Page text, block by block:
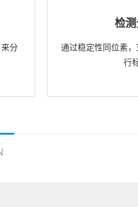
分
检
通过稳定性同位素
行